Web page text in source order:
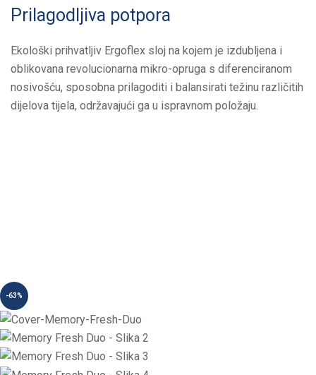
Prilagodljiva potpora
Ekološki prihvatljiv Ergoflex sloj na kojem je izdubljena i
oblikovana revolucionarna mikro-opruga s diferenciranom
nosivošću, sposobna prilagoditi i balansirati težinu različitih
dijelova tijela, održavajući ga u ispravnom položaju.
-63%